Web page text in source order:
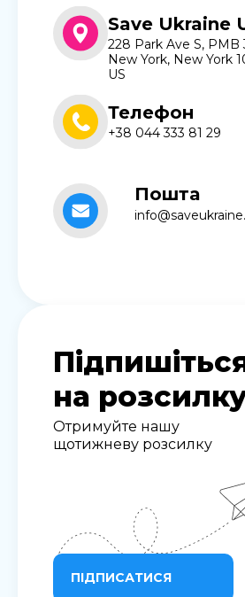
Save Ukraine
228 Park Ave S, PMB
New York, New York
US
Телефон
+38 044 333 81 29
Пошта
на
Отримуйте нашу
щотижневу розсилку
ПІДПИСАТИСЯ